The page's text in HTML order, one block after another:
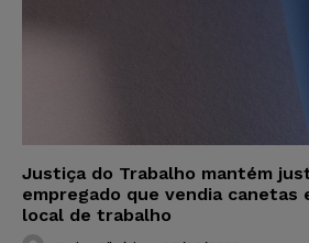
Justiça do Trabalho mantém
empregado que vendia canetas
local de trabalho